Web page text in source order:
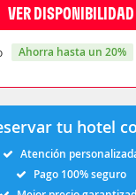
VER DISPONIBILIDAD
ahorra hasta un 20%
tu hotel
Atención
Pago 100% seguro